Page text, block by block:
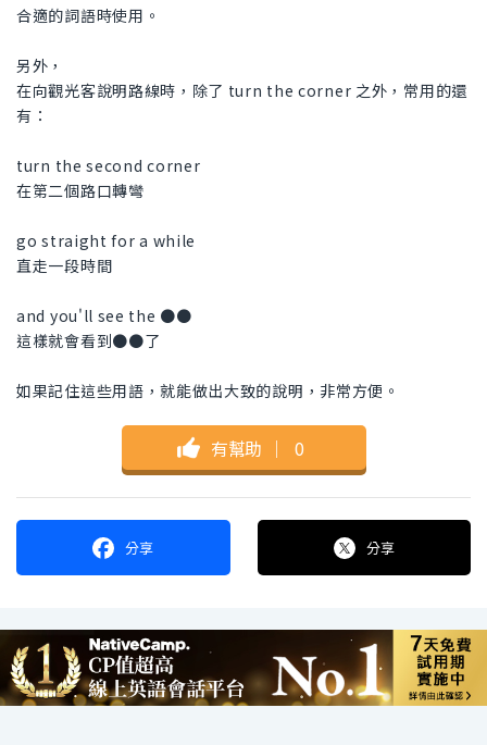
合適的詞語時使用。
另外，
在向觀光客說明路線時，除了 turn the corner 之外，常用的還
有：
turn the second corner
在第二個路口轉彎
go straight for a while
直走一段時間
and you'll see the ●●
這樣就會看到●●了
如果記住這些用語，就能做出大致的說明，非常方便。
有幫助 ｜ 0
分享 分享